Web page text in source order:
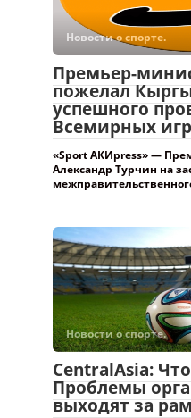
Новости о спорте.
Премьер-
пожелал
успешного
Всемирных
«Sport АКИpress» —
Александр Турчин на
Новости о спорте.
CentralAsia:
Проблемы
выходят за